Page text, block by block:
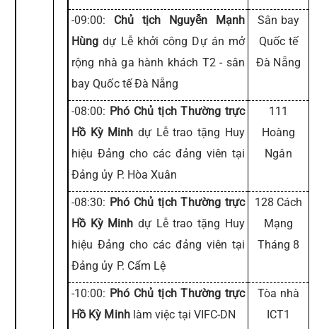
-09:00: Chủ tịch Nguyễn Mạnh
Hùng dự Lễ khởi công Dự án mở
rộng nhà ga hành khách T2 - sân
bay Quốc tế Đà Nẵng
Sân bay
Quốc tế
Đà Nẵng
-08:00: Phó Chủ tịch Thường trực
Hồ Kỳ Minh dự Lễ trao tặng Huy
hiệu Đảng cho các đảng viên tại
Đảng ủy P. Hòa Xuân
111
Hoàng
Ngân
-08:30: Phó Chủ tịch Thường trực
Hồ Kỳ Minh dự Lễ trao tặng Huy
hiệu Đảng cho các đảng viên tại
Đảng ủy P. Cẩm Lệ
128 Cách
Mạng
Tháng 8
-10:00: Phó Chủ tịch Thường trực
Hồ Kỳ Minhlàm việc tại VIFC-DN
Tòa nhà
ICT1